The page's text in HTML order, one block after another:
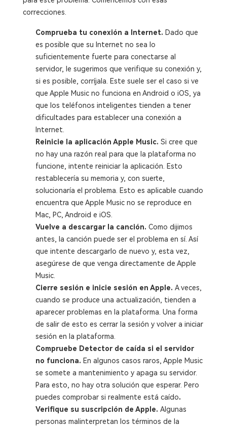
correcciones.
Comprueba tu conexión a Internet. Dado que
es posible que su Internet no sea lo
suficientemente fuerte para conectarse al
servidor, le sugerimos que verifique su conexión y,
si es posible, corríjala. Este suele ser el caso si ve
que Apple Music no funciona en Android o iOS, ya
que los teléfonos inteligentes tienden a tener
dificultades para establecer una conexión a
Internet.
Reinicie la aplicación Apple Music. Si cree que
no hay una razón real para que la plataforma no
funcione, intente reiniciar la aplicación. Esto
restablecería su memoria y, con suerte,
solucionaría el problema. Esto es aplicable cuando
encuentra que Apple Music no se reproduce en
Mac, PC, Android e iOS.
Vuelve a descargar la canción. Como dijimos
antes, la canción puede ser el problema en sí. Así
que intente descargarlo de nuevo y, esta vez,
asegúrese de que venga directamente de Apple
Music.
Cierre sesión e inicie sesión en Apple. A veces,
cuando se produce una actualización, tienden a
aparecer problemas en la plataforma. Una forma
de salir de esto es cerrar la sesión y volver a iniciar
sesión en la plataforma.
Compruebe Detector de caída si el servidor
no funciona. En algunos casos raros, Apple Music
se somete a mantenimiento y apaga su servidor.
Para esto, no hay otra solución que esperar. Pero
puedes comprobar si realmente está caído.
Verifique su suscripción de Apple. Algunas
personas malinterpretan los términos de la